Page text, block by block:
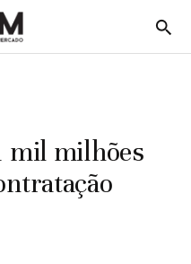
5
mil milhões